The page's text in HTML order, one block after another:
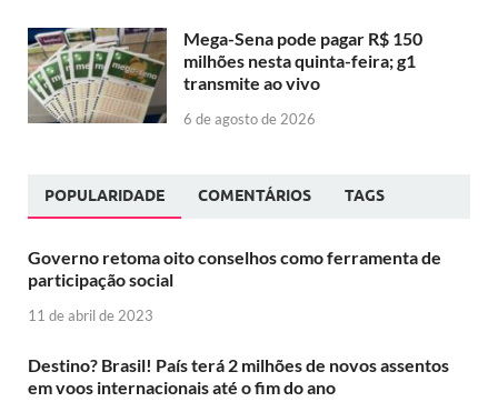
Mega-Sena pode pagar R$ 150
milhões nesta quinta-feira; g1
transmite ao vivo
6 de agosto de 2026
POPULARIDADE COMENTÁRIOS TAGS
Governo retoma oito conselhos como ferramenta de
participação social
11 de abril de 2023
Destino? Brasil! País terá 2 milhões de novos assentos
em voos internacionais até o fim do ano